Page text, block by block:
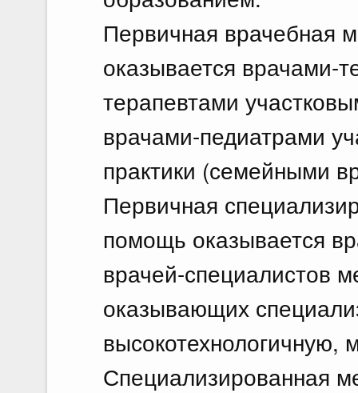
Первичная врачебная
оказывается врачами-
терапевтами
врачами-педиатрами
практики (семейными
Первичная
помощь оказывается
врачей-специалистов
оказывающих
Специализированная